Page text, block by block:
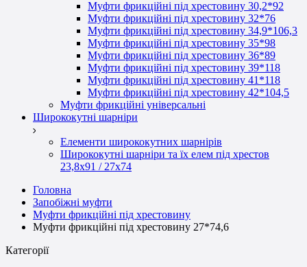
Муфти фрикційні під хрестовину 30,2*92
Муфти фрикційні під хрестовину 32*76
Муфти фрикційні під хрестовину 34,9*106,3
Муфти фрикційні під хрестовину 35*98
Муфти фрикційні під хрестовину 36*89
Муфти фрикційні під хрестовину 39*118
Муфти фрикційні під хрестовину 41*118
Муфти фрикційні під хрестовину 42*104,5
Муфти фрикційні універсальні
Ширококутні шарніри
Елементи ширококутних шарнірів
Ширококутні шарніри та їх елем під хрестов
23,8х91 / 27x74
Головна
Запобіжні муфти
Муфти фрикційні під хрестовину
Муфти фрикційні під хрестовину 27*74,6
Категорії